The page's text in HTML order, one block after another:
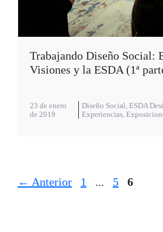
Trabajando Diseño Social:
Visiones y la ESDA (1ª
23 de enero
de 2019
Diseño Social, ESDA
Experiencias,
← Anterior Página
1 ... Página
5 Página
6